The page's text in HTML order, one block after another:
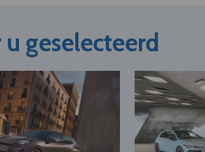
geselecteerd